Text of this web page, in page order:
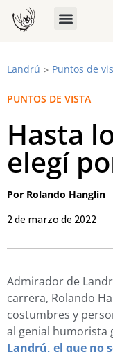
Landrú > Puntos de
PUNTOS DE VISTA
Hasta
elegí
Por Rolando Hanglin
2 de marzo de 2022
Admirador de
carrera, Rolando
costumbres y
al genial humorista
Landrú, el que no